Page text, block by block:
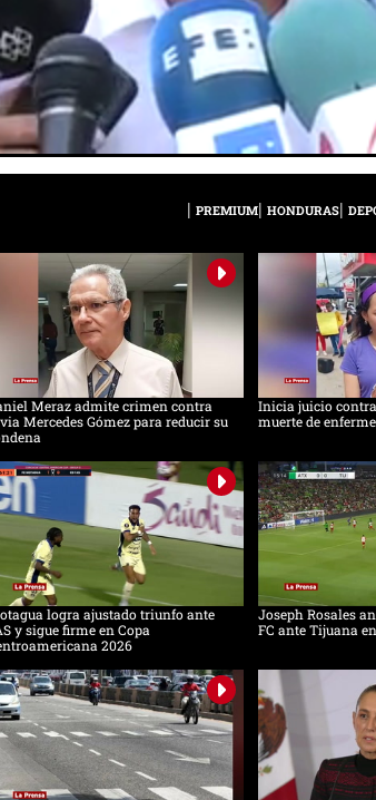
PREMIUM HONDURAS
Meraz admite crimen contra
Mercedes Gómez para reducir su
Inicia juicio
muerte de
logra ajustado triunfo ante
y sigue firme en Copa
2026
Joseph Rosales
FC ante Tijuana